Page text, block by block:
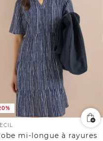
mi-longue à rayures